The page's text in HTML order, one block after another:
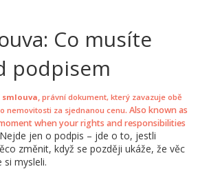
Co musíte
podpisem
smlouva, právní dokument, který zavazuje obě
nemovitosti za sjednanou cenu. Also known as
when your rights and responsibilities
Nejde jen o podpis – jde o to, jestli
změnit, když se později ukáže, že věc
mysleli.